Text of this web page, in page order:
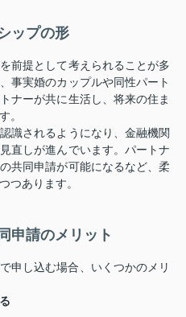
ップの形
を前提として考え られる ことが多
事実婚のカップルや同性パート
ナーが共に生活し、 将来の住ま
。
認識される よう になり、 金融機関
見直しが進んでいます。 パートナ
の共同申請が可能になるなど、柔
つつあり ます。
申請のメリット
で申し込む場合、 いくつかの メリ